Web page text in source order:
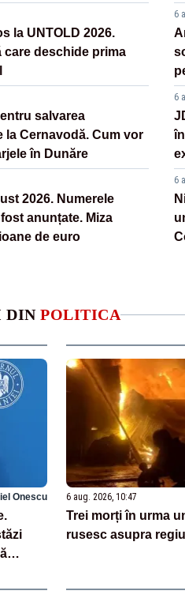
la UNTOLD 2026.
deschide prima
salvarea
la Cernavodă. Cum vor
în Dunăre
2026. Numerele
anunțate. Miza
de euro
6
6
6
DIN POLITICA
Onescu 6 aug. 2026, 10:47
Trei morți în urma
rusesc asupra